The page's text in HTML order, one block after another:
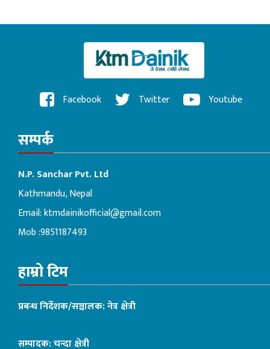
Facebook Twitter Youtube
सम्पर्क
N.P. Sanchar Pvt. Ltd
Kathmandu, Nepal
Email:ktmdainikofficial@gmail.com
Mob :9851187493
हाम्रो टिम
प्रबन्ध निर्देशक/सञ्चालक: नेत्र क्षेत्री
सम्पादक: चन्दा क्षेत्री